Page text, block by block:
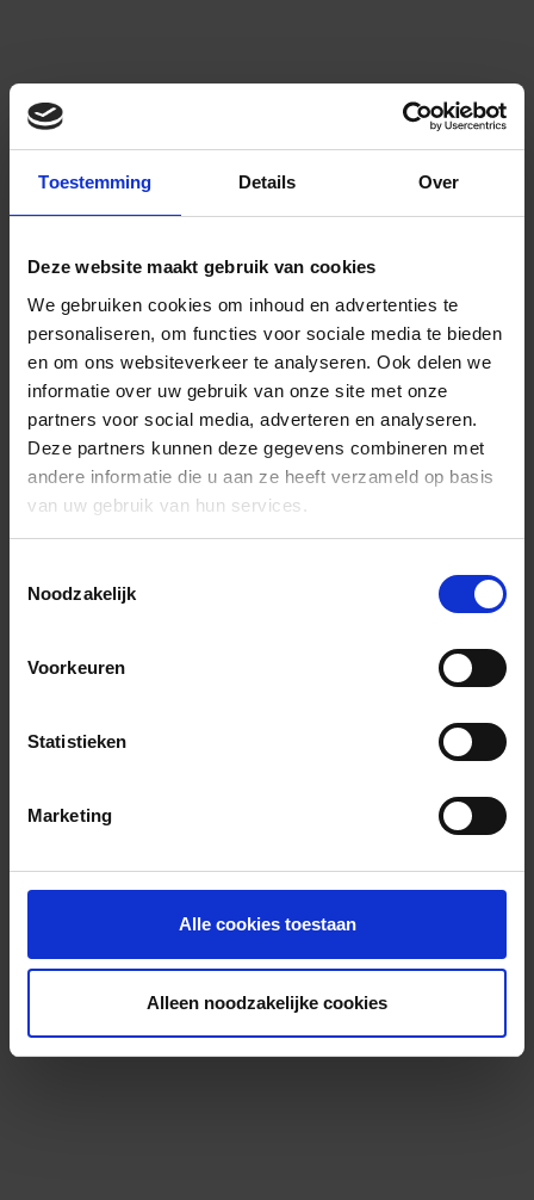
Toestemming Details Over
Deze website maakt gebruik van cookies
We gebruiken cookies om inhoud en advertenties te
personaliseren, om functies voor sociale media te bieden
en om ons websiteverkeer te analyseren. Ook delen we
informatie over uw gebruik van onze site met onze
partners voor social media, adverteren en analyseren.
Deze partners kunnen deze gegevens combineren met
andere informatie die u aan ze heeft verzameld op basis
van uw gebruik van hun services.
Noodzakelijk
Voorkeuren
Statistieken
Marketing
Alle cookies toestaan
Alleen noodzakelijke cookies